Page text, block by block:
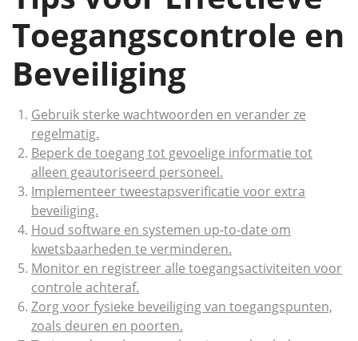
Toegangscontrole en
Beveiliging
Gebruik sterke wachtwoorden en verander ze
regelmatig.
Beperk de toegang tot gevoelige informatie tot
alleen geautoriseerd personeel.
Implementeer tweestapsverificatie voor extra
beveiliging.
Houd software en systemen up-to-date om
kwetsbaarheden te verminderen.
Monitor en registreer alle toegangsactiviteiten voor
controle achteraf.
Zorg voor fysieke beveiliging van toegangspunten,
zoals deuren en poorten.